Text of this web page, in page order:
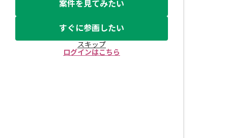
案件を見てみたい
すぐに参画したい
スキップ
ログインはこちら